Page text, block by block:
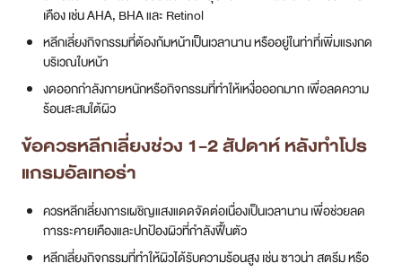
เคือง เช่น AHA, BHA และ Retinol
หลีกเลี่ยงกิจกรรมที่ต้องก้มหน้าเป็นเวลานาน หรืออยู่ในท่าที่เพิ่มแรงกด
บริเวณใบหน้า
งดออกกำลังกายหนักหรือกิจกรรมที่ทำให้เหงื่อออกมาก เพื่อลดความ
ร้อนสะสมใต้ผิว
ข้อควรหลีกเลี่ยงช่วง 1-2 สัปดาห์ หลังทำโปร
แกรมอัลเทอร่า
ควรหลีกเลี่ยงการเผชิญแสงแดดจัดต่อเนื่องเป็นเวลานาน เพื่อช่วยลด
การระคายเคืองและปกป้องผิวที่กำลังฟื้นตัว
หลีกเลี่ยงกิจกรรมที่ทำให้ผิวได้รับความร้อนสูง เช่น ซาวน่า สตรีม หรือ